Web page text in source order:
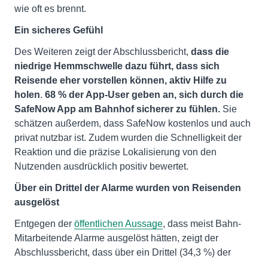
wie oft es brennt.
Ein sicheres Gefühl
Des Weiteren zeigt der Abschlussbericht, dass die
niedrige Hemmschwelle dazu führt, dass sich
Reisende eher vorstellen können, aktiv Hilfe zu
holen. 68 % der App-User geben an, sich durch die
SafeNow App am Bahnhof sicherer zu fühlen. Sie
schätzen außerdem, dass SafeNow kostenlos und auch
privat nutzbar ist. Zudem wurden die Schnelligkeit der
Reaktion und die präzise Lokalisierung von den
Nutzenden ausdrücklich positiv bewertet.
Über ein Drittel der Alarme wurden von Reisenden
ausgelöst
Entgegen der öffentlichen Aussage, dass meist Bahn-
Mitarbeitende Alarme ausgelöst hätten, zeigt der
Abschlussbericht, dass über ein Drittel (34,3 %) der